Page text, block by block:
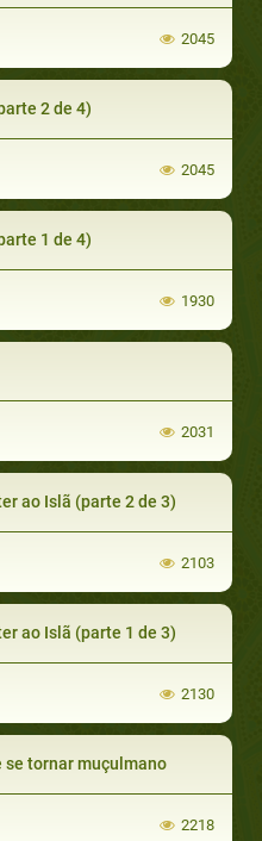
2045
2 de 4)
2045
1 de 4)
1930
2031
ao Islã (parte 2 de 3)
2103
ao Islã (parte 1 de 3)
2130
se tornar muçulmano
2218